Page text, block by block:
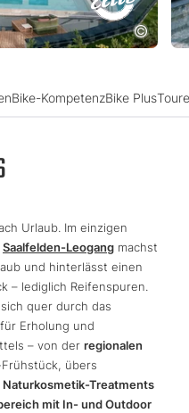
Bike-KompetenzBike Plus
Urlaub. Im einzigen
Saalfelden-Leogang machst
und hinterlässt einen
– lediglich Reifenspuren.
quer durch das
Erholung und
– von der regionalen
übers
Naturkosmetik-Treatments
mit In- und Outdoor